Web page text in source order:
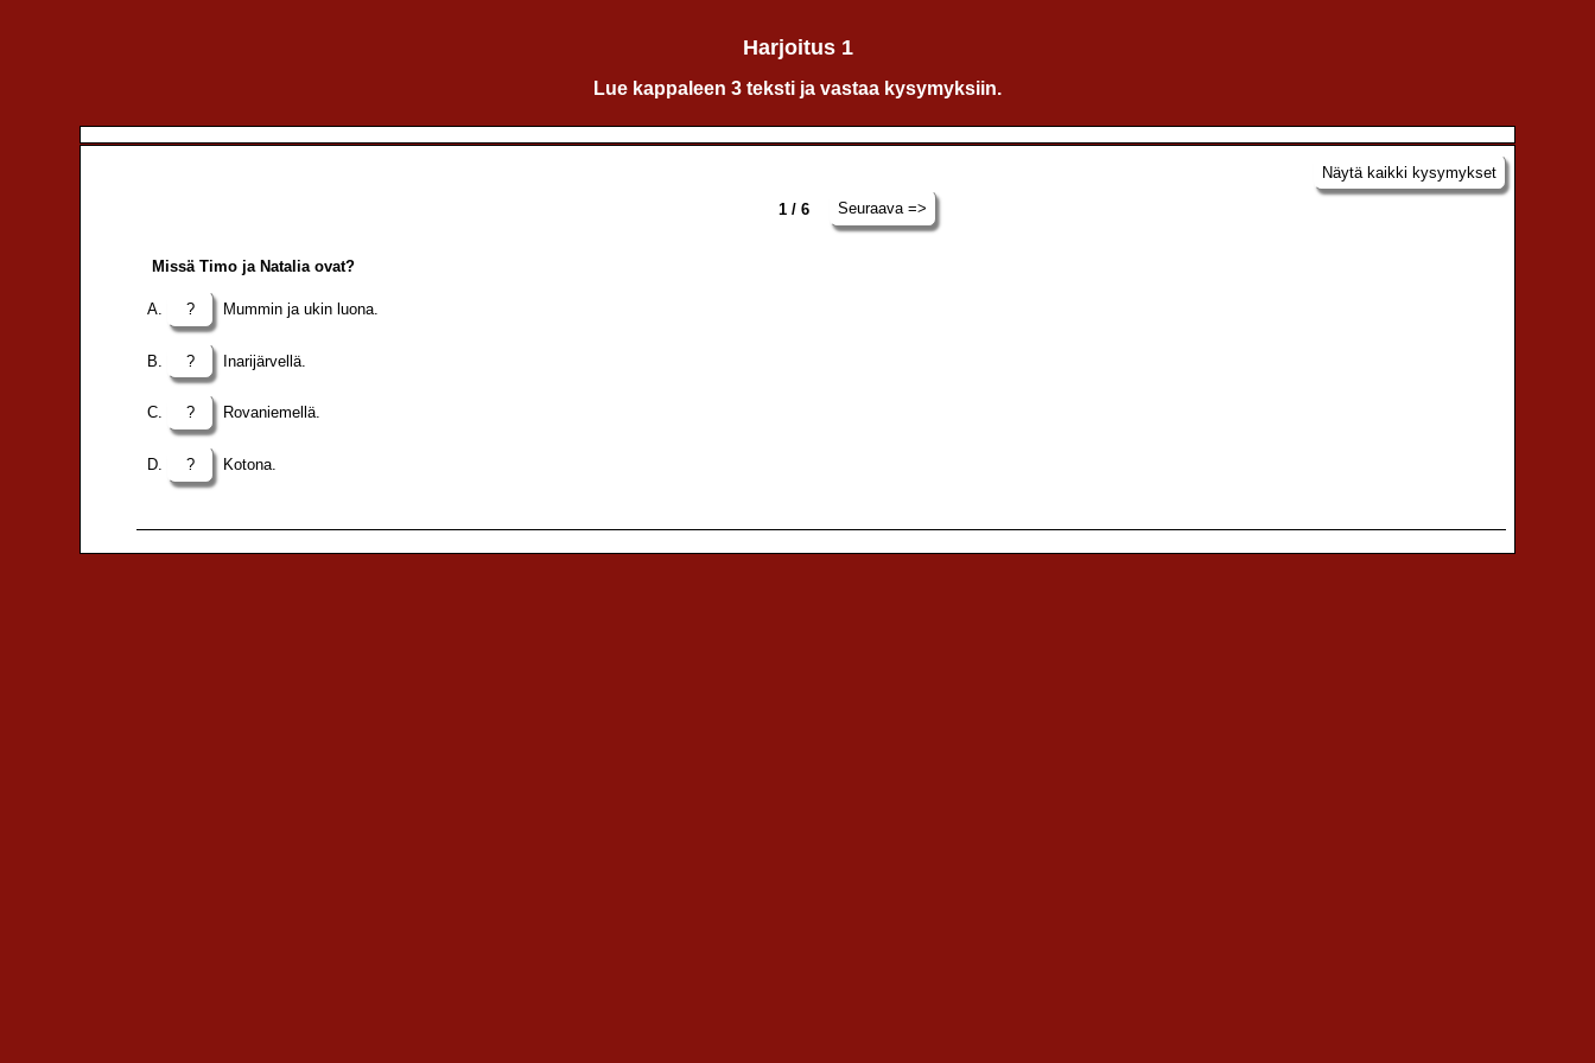
Harjoitus 1
Lue kappaleen 3 teksti ja vastaa kysymyksiin.
Näytä kaikki kysymykset
1 / 6 Seuraava =>
Missä Timo ja Natalia ovat?
? Mummin ja ukin luona.
? Inarijärvellä.
? Rovaniemellä.
? Kotona.